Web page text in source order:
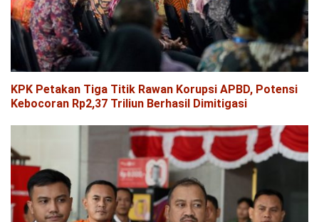
KPK Petakan Tiga Titik Rawan Korupsi APBD, Potensi
Kebocoran Rp2,37 Triliun Berhasil Dimitigasi